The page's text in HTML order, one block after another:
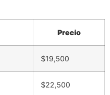
Precio
$19,500
$22,500